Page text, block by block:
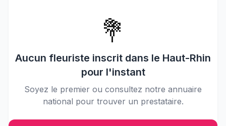
💐
Aucun fleuriste inscrit dans le Haut-Rhin
pour l'instant
Soyez le premier ou consultez notre annuaire
national pour trouver un prestataire.